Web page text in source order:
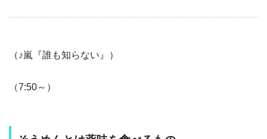
（♪嵐『誰も知らない』）
（7:50～）